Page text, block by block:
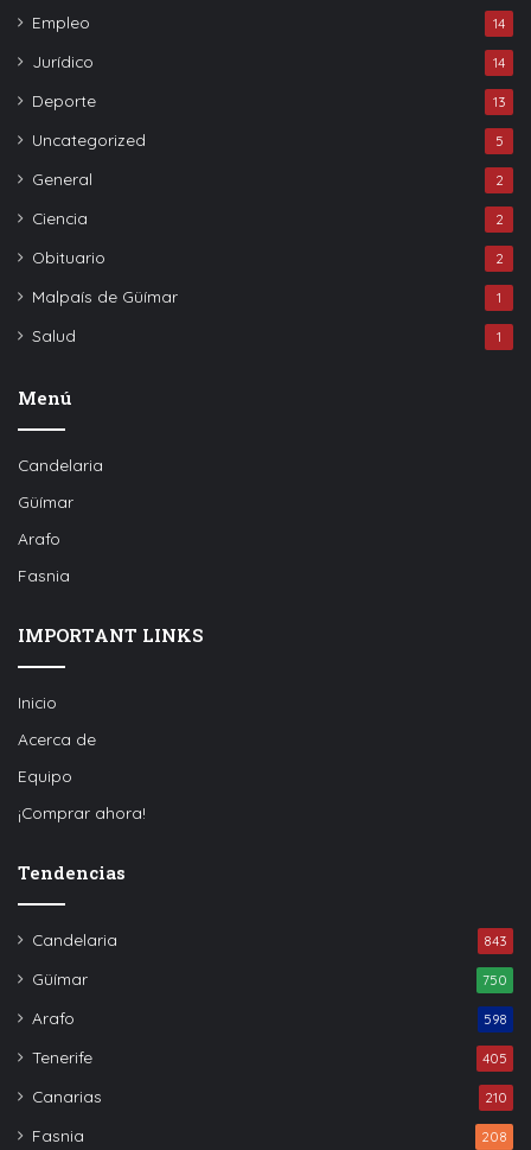
Empleo 14
Jurídico 14
Deporte 13
Uncategorized 5
General 2
Ciencia 2
Obituario 2
Malpaís de Güímar 1
Salud 1
Menú
Candelaria
Güímar
Arafo
Fasnia
IMPORTANT LINKS
Inicio
Acerca de
Equipo
¡Comprar ahora!
Tendencias
Candelaria 843
Güímar 750
Arafo 598
Tenerife 405
Canarias 210
Fasnia 208